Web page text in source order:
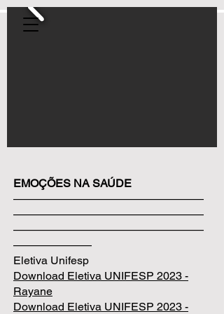
EMOÇÕES NA SAÚDE
—————————————————
—————————————————
—————————————————
———————
Eletiva Unifesp
Download Eletiva UNIFESP 2023 -
Rayane
Download Eletiva UNIFESP 2023 -